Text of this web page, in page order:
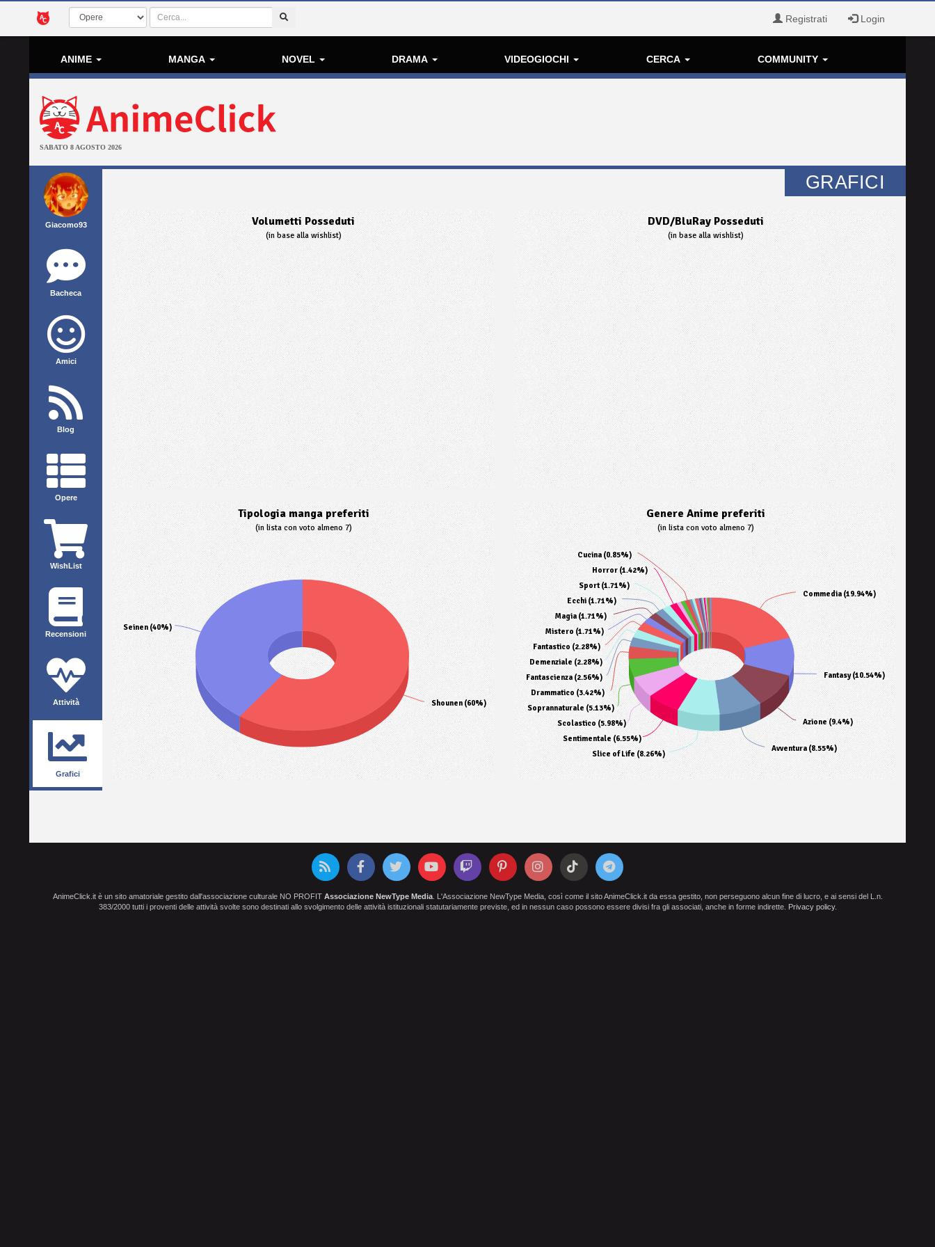
Registrati Login
ANIME MANGA NOVEL DRAMA VIDEOGIOCHI CERCA COMMUNITY
SABATO 8 AGOSTO 2026
Giacomo93
Bacheca
Amici
Blog
Opere
WishList
Recensioni
Attività
Grafici
GRAFICI
Volumetti Posseduti
(in base alla wishlist)
DVD/BluRay Posseduti
(in base alla wishlist)
Tipologia manga preferiti
(in lista con voto almeno 7)
Shounen (60%)
Seinen (40%)
Genere Anime preferiti
(in lista con voto almeno 7)
Commedia (19.94%)
Fantasy (10.54%)
Azione (9.4%)
Avventura (8.55%)
Slice of Life (8.26%)
Sentimentale (6.55%)
Scolastico (5.98%)
Soprannaturale (5.13%)
Drammatico (3.42%)
Fantascienza (2.56%)
Demenziale (2.28%)
Fantastico (2.28%)
Mistero (1.71%)
Magia (1.71%)
Ecchi (1.71%)
Sport (1.71%)
Horror (1.42%)
Cucina (0.85%)
AnimeClick.it è un sito amatoriale gestito dall'associazione culturale NO PROFIT Associazione NewType Media. L'Associazione NewType Media, così come il sito AnimeClick.it da essa gestito, non perseguono alcun fine di lucro, e ai sensi del L.n.
383/2000 tutti i proventi delle attività svolte sono destinati allo svolgimento delle attività istituzionali statutariamente previste, ed in nessun caso possono essere divisi fra gli associati, anche in forme indirette. Privacy policy.